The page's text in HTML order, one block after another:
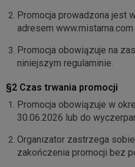
Promocja prowadzona jest
adresem www.mistama.com
Promocja obowiązuje na
niniejszym regulaminie.
§2 Czas trwania promocji
Promocja obowiązuje w
30.06.2026 lub do
Organizator zastrzega
zakończenia promocji bez